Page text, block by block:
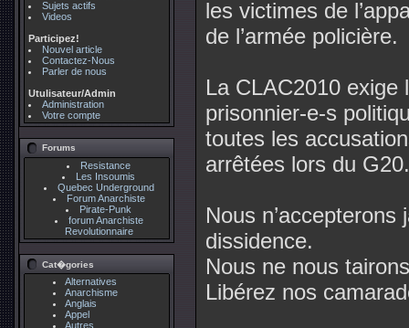
Sujets actifs
Videos
Participez!
Nouvel article
Contactez-Nous
Parler de nous
Utulisateur/Admin
Administration
Votre compte
Forums
Resistance
Les Insoumis
Quebec Underground
Forum Anarchiste
Pirate-Punk
forum Anarchiste
Revolutionnaire
Cat�gories
Alternatives
Anarchisme
Anglais
Appel
Autres
les victimes de
de l’armée policière.
La CLAC2010 exige
prisonnier-e-s
toutes les
arrêtées lors du G20.
Nous
dissidence.
Nous ne nous
Libérez nos